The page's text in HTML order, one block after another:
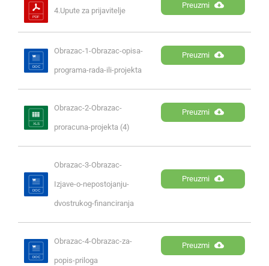
4.Upute za prijavitelje
Preuzmi
Obrazac-1-Obrazac-opisa-
programa-rada-ili-projekta
Preuzmi
Obrazac-2-Obrazac-
proracuna-projekta (4)
Preuzmi
Obrazac-3-Obrazac-
Izjave-o-nepostojanju-
dvostrukog-financiranja
Preuzmi
Obrazac-4-Obrazac-za-
popis-priloga
Preuzmi